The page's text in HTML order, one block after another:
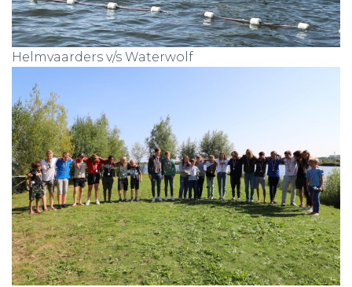
Helmvaarders v/s Waterwolf